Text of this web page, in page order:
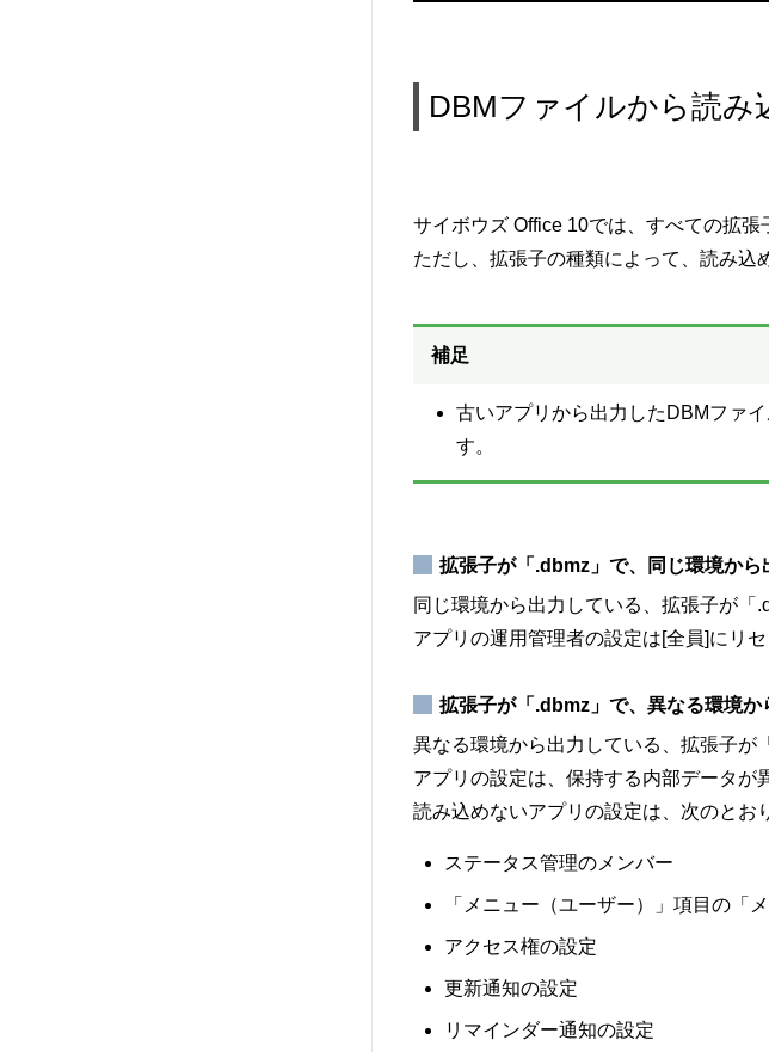
DBMファイルから読み
サイボウズ Office 10では、すべての拡張
ただし、拡張子の種類によって、読み込
補足
古いアプリから出力したDBMファ
す。
拡張子が「.dbmz」で、同じ環境から
同じ環境から出力している、拡張子が「
アプリの運用管理者の設定は[全員]にリ
拡張子が「.dbmz」で、異なる環境か
異なる環境から出力している、拡張子が
アプリの設定は、保持する内部データが
読み込めないアプリの設定は、次のとお
ステータス管理のメンバー
「メニュー（ユーザー）」項目の「
アクセス権の設定
更新通知の設定
リマインダー通知の設定